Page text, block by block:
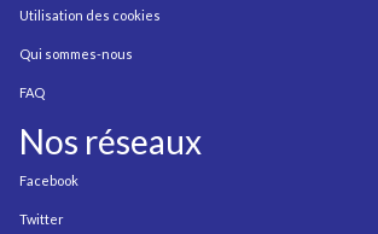
Utilisation des cookies
Qui sommes-nous
FAQ
Nos réseaux
Facebook
Twitter